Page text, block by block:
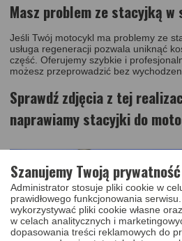
Masz problem ze stacyjką w
Jeśli Twój motocykl ma problemy ze
usługa regeneracji pozwala uniknąć
część. Oferujemy szybkie i
możesz przeprowadzić bez
Sprawdź zdjęcia z tej
naprawiamy stacyjki do
Szanujemy Twoją prywatność
Administrator stosuje pliki cookie w
prawidłowego funkcjonowania
wykorzystywać pliki cookie własne
w celach analitycznych i
dopasowania treści reklamowych do